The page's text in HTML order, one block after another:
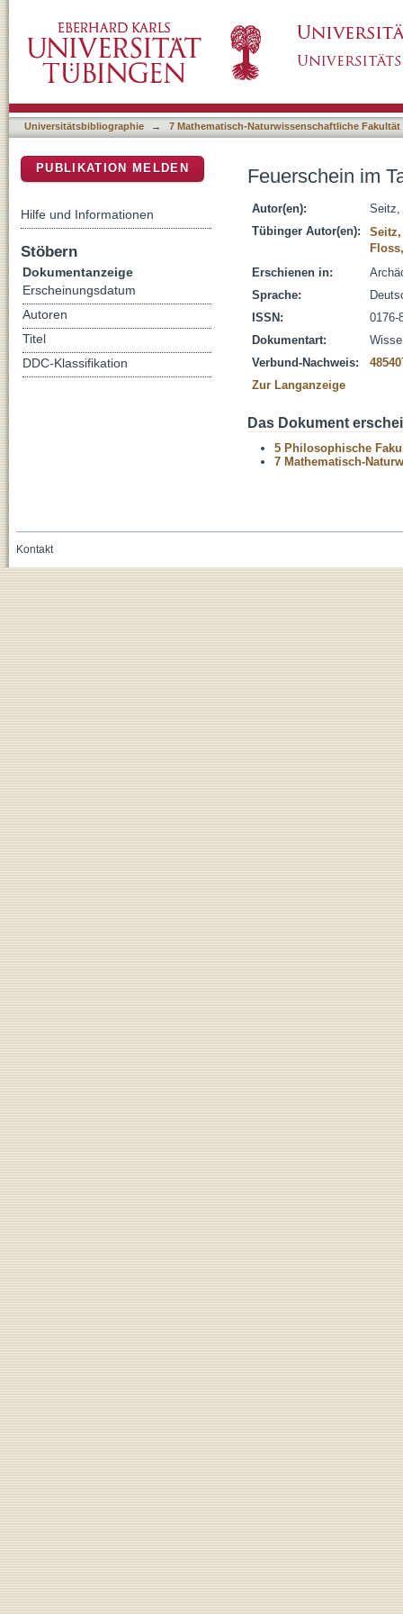
Universitätsbibliographie → 7 Mathematisch-Naturwissenschaftliche Fakultät
Feuerschein im
Autor(en):
Seitz,
Tübinger Autor(en):
Seitz,
Erschienen in:
Sprache:
ISSN:
0176-
Dokumentart:
Verbund-Nachweis:
Zur Langanzeige
Das Dokument
5 Philosophische
7 Mathematisch-
PUBLIKATION MELDEN
Hilfe und Informationen
Stöbern
Dokumentanzeige
Erscheinungsdatum
Autoren
Titel
DDC-Klassifikation
Kontakt